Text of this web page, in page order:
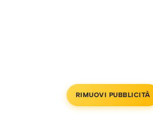
RIMUOVI PUBBLICITÀ